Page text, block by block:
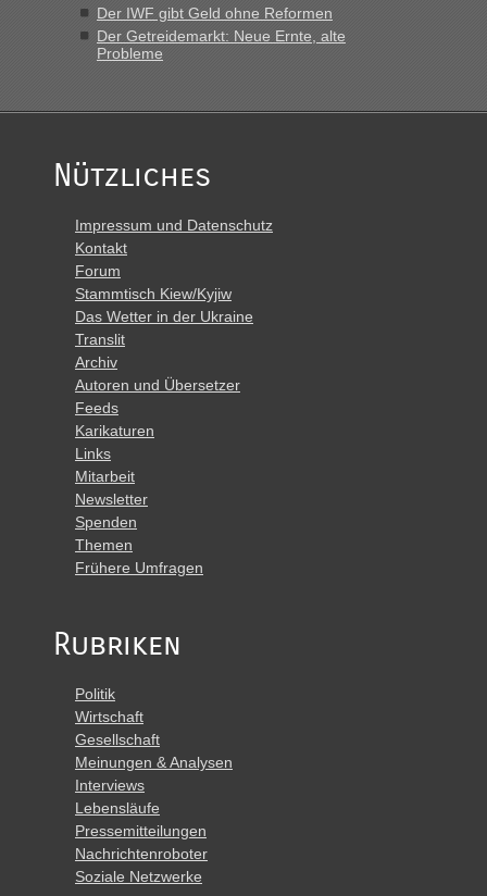
Der IWF gibt Geld ohne Reformen
Der Getreidemarkt: Neue Ernte, alte
Probleme
Nützliches
Impressum und Datenschutz
Kontakt
Forum
Stammtisch Kiew/Kyjiw
Das Wetter in der Ukraine
Translit
Archiv
Autoren und Übersetzer
Feeds
Karikaturen
Links
Mitarbeit
Newsletter
Spenden
Themen
Frühere Umfragen
Rubriken
Politik
Wirtschaft
Gesellschaft
Meinungen & Analysen
Interviews
Lebensläufe
Pressemitteilungen
Nachrichtenroboter
Soziale Netzwerke